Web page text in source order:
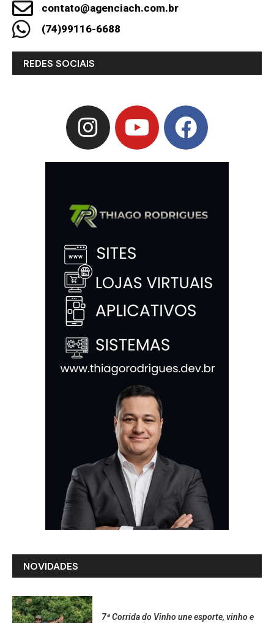
contato@agenciach.com.br
(74)99116-6688
REDES SOCIAIS
NOVIDADES
7ª Corrida do Vinho une esporte, vinho e